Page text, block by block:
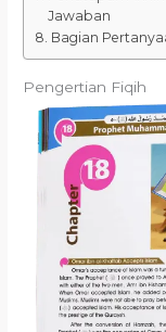
Jawaban
Bagian
Pengertian Fiqih